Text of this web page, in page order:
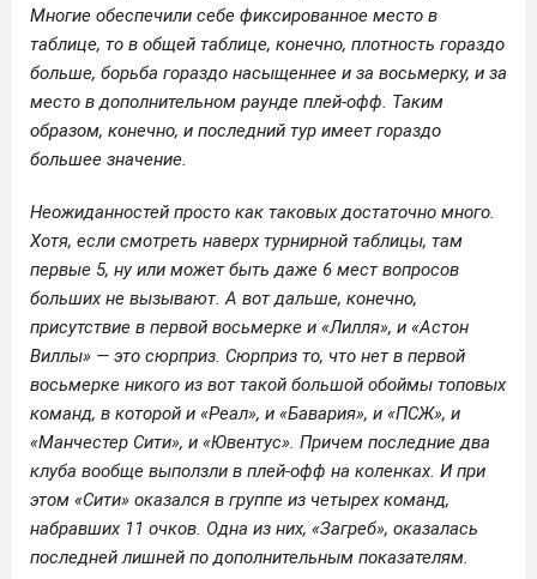
Многие обеспечили себе фиксированное место в
таблице, то в общей таблице, конечно, плотность гораздо
больше, борьба гораздо насыщеннее и за восьмерку, и за
место в дополнительном раунде плей-офф. Таким
образом, конечно, и последний тур имеет гораздо
большее значение.
Неожиданностей просто как таковых достаточно много.
Хотя, если смотреть наверх турнирной таблицы, там
первые 5, ну или может быть даже 6 мест вопросов
больших не вызывают. А вот дальше, конечно,
присутствие в первой восьмерке и «Лилля», и «Астон
Виллы» — это сюрприз. Сюрприз то, что нет в первой
восьмерке никого из вот такой большой обоймы топовых
команд, в которой и «Реал», и «Бавария», и «ПСЖ», и
«Манчестер Сити», и «Ювентус». Причем последние два
клуба вообще выползли в плей-офф на коленках. И при
этом «Сити» оказался в группе из четырех команд,
набравших 11 очков. Одна из них, «Загреб», оказалась
последней лишней по дополнительным показателям.